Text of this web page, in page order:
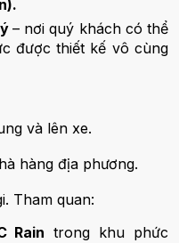
– nơi quý khách có thể
được thiết kế vô cùng
và lên xe.
hàng địa phương.
Tham quan:
Rain trong khu phức